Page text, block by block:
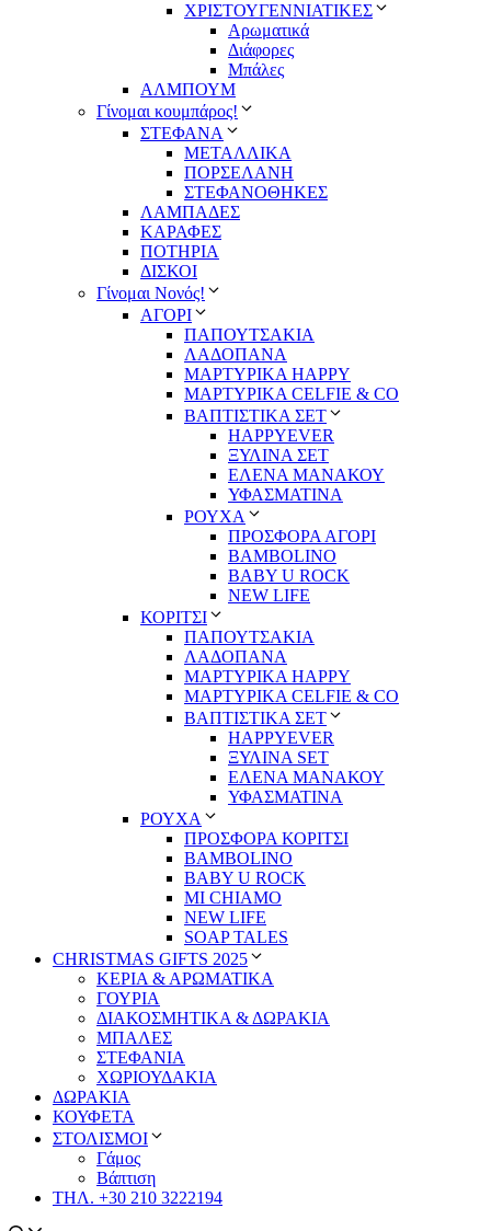
ΧΡΙΣΤΟΥΓΕΝΝΙΑΤΙΚΕΣ
Αρωματικά
Διάφορες
Μπάλες
ΑΛΜΠΟΥΜ
Γίνομαι κουμπάρος!
ΣΤΕΦΑΝΑ
ΜΕΤΑΛΛΙΚΑ
ΠΟΡΣΕΛΑΝΗ
ΣΤΕΦΑΝΟΘΗΚΕΣ
ΛΑΜΠΑΔΕΣ
ΚΑΡΑΦΕΣ
ΠΟΤΗΡΙΑ
ΔΙΣΚΟΙ
Γίνομαι Νονός!
ΑΓΟΡΙ
ΠΑΠΟΥΤΣΑΚΙΑ
ΛΑΔΟΠΑΝΑ
ΜΑΡΤΥΡΙΚΑ HAPPY
ΜΑΡΤΥΡΙΚΑ CELFIE & CO
ΒΑΠΤΙΣΤΙΚΑ ΣΕΤ
HAPPYEVER
ΞΥΛΙΝΑ ΣΕΤ
ΕΛΕΝΑ ΜΑΝΑΚΟΥ
ΥΦΑΣΜΑΤΙΝΑ
ΡΟΥΧΑ
ΠΡΟΣΦΟΡΑ ΑΓΟΡΙ
BAMBOLINO
BABY U ROCK
NEW LIFE
ΚΟΡΙΤΣΙ
ΠΑΠΟΥΤΣΑΚΙΑ
ΛΑΔΟΠΑΝΑ
ΜΑΡΤΥΡΙΚΑ HAPPY
ΜΑΡΤΥΡΙΚΑ CELFIE & CO
ΒΑΠΤΙΣΤΙΚΑ ΣΕΤ
HAPPYEVER
ΞΥΛΙΝΑ SET
ΕΛΕΝΑ ΜΑΝΑΚΟΥ
ΥΦΑΣΜΑΤΙΝΑ
ΡΟΥΧΑ
ΠΡΟΣΦΟΡΑ ΚΟΡΙΤΣΙ
BAMBOLINO
BABY U ROCK
MI CHIAMO
NEW LIFE
SOAP TALES
CHRISTMAS GIFTS 2025
ΚΕΡΙΑ & ΑΡΩΜΑΤΙΚΑ
ΓΟΥΡΙΑ
ΔΙΑΚΟΣΜΗΤΙΚΑ & ΔΩΡΑΚΙΑ
ΜΠΑΛΕΣ
ΣΤΕΦΑΝΙΑ
ΧΩΡΙΟΥΔΑΚΙΑ
ΔΩΡΑΚΙΑ
ΚΟΥΦΕΤΑ
ΣΤΟΛΙΣΜΟΙ
Γάμος
Βάπτιση
ΤΗΛ. +30 210 3222194